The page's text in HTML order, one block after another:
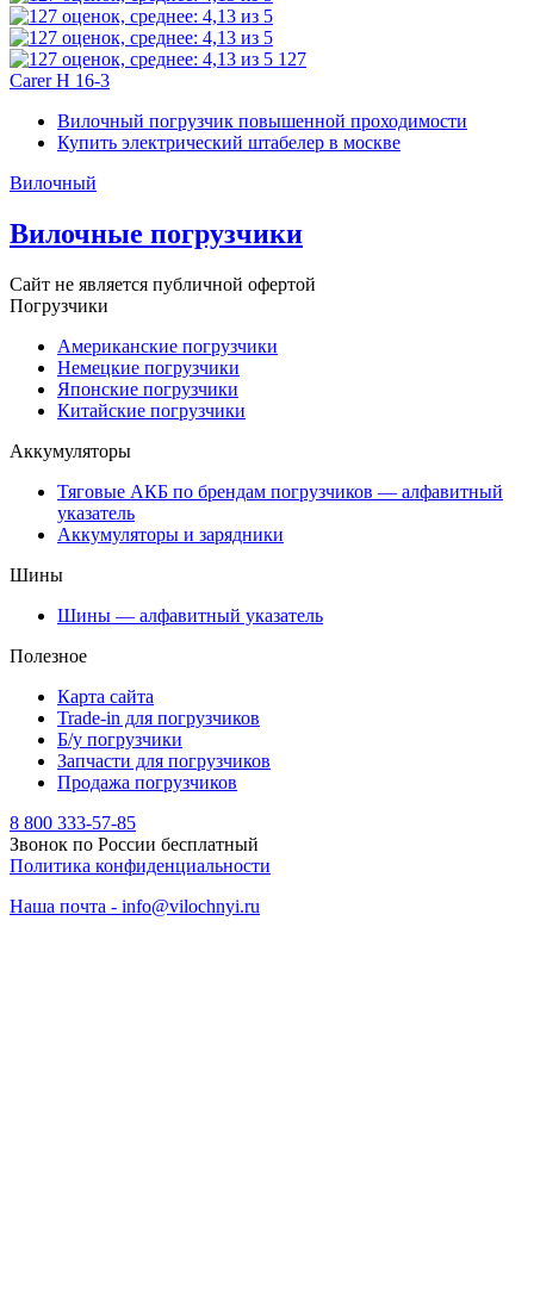
127
Carer H 16-3
Вилочный погрузчик повышенной проходимости
Купить электрический штабелер в москве
Вилочный
Вилочные погрузчики
Сайт не является публичной офертой
Погрузчики
Американские погрузчики
Немецкие погрузчики
Японские погрузчики
Китайские погрузчики
Аккумуляторы
Тяговые АКБ по брендам погрузчиков — алфавитный
указатель
Аккумуляторы и зарядники
Шины
Шины — алфавитный указатель
Полезное
Карта сайта
Trade-in для погрузчиков
Б/у погрузчики
Запчасти для погрузчиков
Продажа погрузчиков
8 800 333-57-85
Звонок по России бесплатный
Политика конфиденциальности
Наша почта - info@vilochnyi.ru